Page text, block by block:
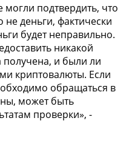
подтвердить, что
деньги, фактически
будет неправильно.
никакой
и были ли
криптовалюты. Если
обращаться в
может быть
проверки», -